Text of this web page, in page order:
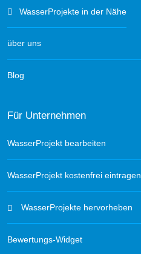
WasserProjekte in der Nähe
über uns
Blog
Für Unternehmen
WasserProjekt bearbeiten
WasserProjekt kostenfrei eintragen
WasserProjekte hervorheben
Bewertungs-Widget